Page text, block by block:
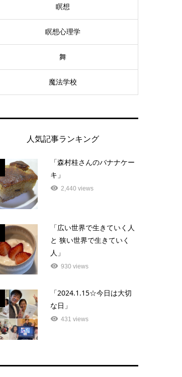
瞑想
瞑想心理学
舞
魔法学校
人気記事ランキング
「森村桂さんのバナナケー
キ」
2,440 views
「広い世界で生きていく人
と 狭い世界で生きていく
人」
930 views
「2024.1.15☆今日は大切
な日」
431 views